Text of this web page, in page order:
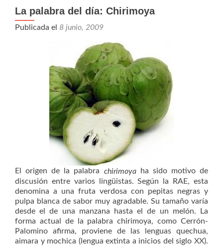
La palabra del día: Chirimoya
Publicada el 8 junio, 2009
El origen de la palabra chirimoyaha sido motivo de
discusión entre varios lingüistas. Según la RAE, esta
denomina a una fruta verdosa con pepitas negras y
pulpa blanca de sabor muy agradable. Su tamaño varía
desde el de una manzana hasta el de un melón. La
forma actual de la palabra chirimoya, como Cerrón-
Palomino afirma, proviene de las lenguas quechua,
aimara y mochica (lengua extinta a inicios del siglo XX).